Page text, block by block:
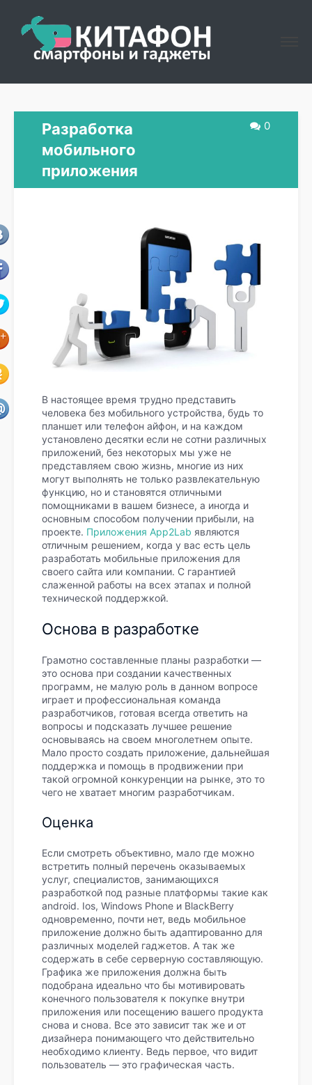
0
Разработка
мобильного
приложения
В настоящее время трудно представить
человека без мобильного устройства, будь то
планшет или телефон айфон, и на каждом
установлено десятки если не сотни различных
приложений, без некоторых мы уже не
представляем свою жизнь, многие из них
могут выполнять не только развлекательную
функцию, но и становятся отличными
помощниками в вашем бизнесе, а иногда и
основным способом получении прибыли, на
проекте. Приложения App2Lab являются
отличным решением, когда у вас есть цель
разработать мобильные приложения для
своего сайта или компании. С гарантией
слаженной работы на всех этапах и полной
технической поддержкой.
Основа в разработке
Грамотно составленные планы разработки —
это основа при создании качественных
программ, не малую роль в данном вопросе
играет и профессиональная команда
разработчиков, готовая всегда ответить на
вопросы и подсказать лучшее решение
основываясь на своем многолетнем опыте.
Мало просто создать приложение, дальнейшая
поддержка и помощь в продвижении при
такой огромной конкуренции на рынке, это то
чего не хватает многим разработчикам.
Оценка
Если смотреть объективно, мало где можно
встретить полный перечень оказываемых
услуг, специалистов, занимающихся
разработкой под разные платформы такие как
android. Ios, Windows Phone и BlackBerry
одновременно, почти нет, ведь мобильное
приложение должно быть адаптированно для
различных моделей гаджетов. А так же
содержать в себе серверную составляющую.
Графика же приложения должна быть
подобрана идеально что бы мотивировать
конечного пользователя к покупке внутри
приложения или посещению вашего продукта
снова и снова. Все это зависит так же и от
дизайнера понимающего что действительно
необходимо клиенту. Ведь первое, что видит
пользователь — это графическая часть.